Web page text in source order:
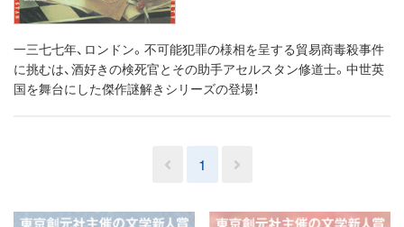
一三七七年、ロンドン。不可能犯罪の様相を呈する貿易商毒殺事件
に挑むは、酒好きの検死官とその助手アセルスタン修道士。中世英
国を舞台にした傑作謎解きシリーズの登場！
1